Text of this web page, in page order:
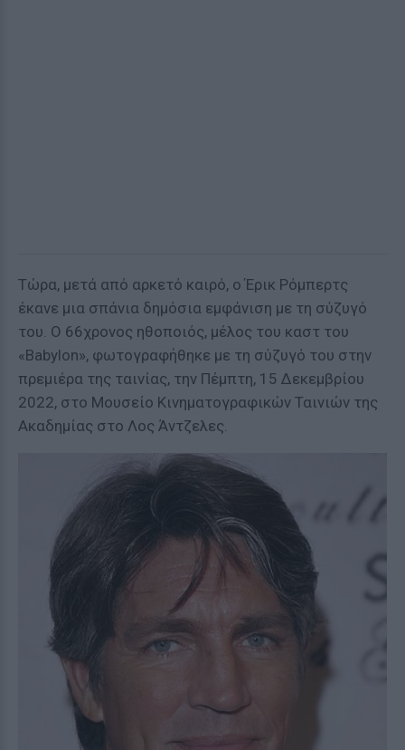
Τώρα, μετά από αρκετό καιρό, ο Έρικ Ρόμπερτς
έκανε μια σπάνια δημόσια εμφάνιση με τη σύζυγό
του. Ο 66χρονος ηθοποιός, μέλος του καστ του
«Babylon», φωτογραφήθηκε με τη σύζυγό του στην
πρεμιέρα της ταινίας, την Πέμπτη, 15 Δεκεμβρίου
2022, στο Μουσείο Κινηματογραφικών Ταινιών της
Ακαδημίας στο Λος Άντζελες.